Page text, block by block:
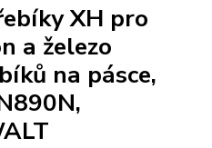
XH pro
a železo
na pásce,